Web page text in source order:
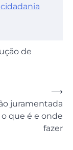
cidadania
de
juramentada
o que é e onde
fazer
⟶